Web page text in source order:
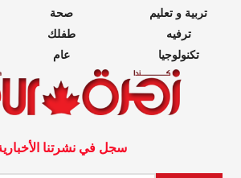
تربية و تعليم
ترفيه
تكنولوجيا
صحة
طفلك
عام
سجل في نشرتنا